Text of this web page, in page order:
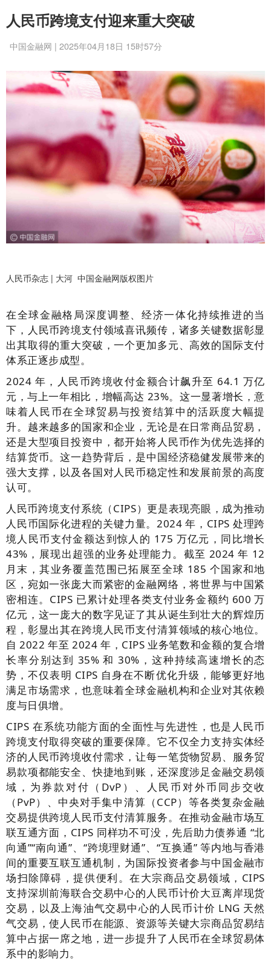
人民币跨境支付迎来重大突破
中国金融网 | 2025年04月18日 15时57分
人民币杂志 | 大河 中国金融网版权图片
在全球金融格局深度调整、经济一体化持续推进的当
下，人民币跨境支付领域喜讯频传，诸多关键数据彰显
出其取得的重大突破，一个更加多元、高效的国际支付
体系正逐步成型。
2024 年，人民币跨境收付金额合计飙升至 64.1 万亿
元，与上一年相比，增幅高达 23%。这一显著增长，意
味着人民币在全球贸易与投资结算中的活跃度大幅提
升。越来越多的国家和企业，无论是在日常商品贸易，
还是大型项目投资中，都开始将人民币作为优先选择的
结算货币。这一趋势背后，是中国经济稳健发展带来的
强大支撑，以及各国对人民币稳定性和发展前景的高度
认可。
人民币跨境支付系统（CIPS）更是表现亮眼，成为推动
人民币国际化进程的关键力量。2024 年，CIPS 处理跨
境人民币支付金额达到惊人的 175 万亿元，同比增长
43%，展现出超强的业务处理能力。截至 2024 年 12
月末，其业务覆盖范围已拓展至全球 185 个国家和地
区，宛如一张庞大而紧密的金融网络，将世界与中国紧
密相连。CIPS 已累计处理各类支付业务金额约 600 万
亿元，这一庞大的数字见证了其从诞生到壮大的辉煌历
程，彰显出其在跨境人民币支付清算领域的核心地位。
自 2022 年至 2024 年，CIPS 业务笔数和金额的复合增
长率分别达到 35% 和 30%，这种持续高速增长的态
势，不仅表明 CIPS 自身在不断优化升级，能够更好地
满足市场需求，也意味着全球金融机构和企业对其依赖
度与日俱增。
CIPS 在系统功能方面的全面性与先进性，也是人民币
跨境支付取得突破的重要保障。它不仅全力支持实体经
济的人民币跨境收付需求，让每一笔货物贸易、服务贸
易款项都能安全、快捷地到账，还深度涉足金融交易领
域，为券款对付（DvP）、人民币对外币同步交收
（PvP）、中央对手集中清算（CCP）等各类复杂金融
交易提供跨境人民币支付清算服务。在推动金融市场互
联互通方面，CIPS 同样功不可没，先后助力债券通 “北
向通”“南向通”、“跨境理财通”、“互换通” 等内地与香港
间的重要互联互通机制，为国际投资者参与中国金融市
场扫除障碍，提供便利。在大宗商品交易领域，CIPS
支持深圳前海联合交易中心的人民币计价大豆离岸现货
交易，以及上海油气交易中心的人民币计价 LNG 天然
气交易，使人民币在能源、资源等关键大宗商品贸易结
算中占据一席之地，进一步提升了人民币在全球贸易体
系中的影响力。